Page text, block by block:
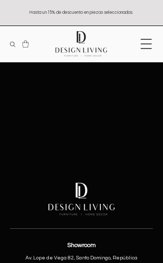
Hasta un 15% de descuento en piezas seleccionadas.
Showroom
Av. Lope de Vega 82, Santo Domingo, República